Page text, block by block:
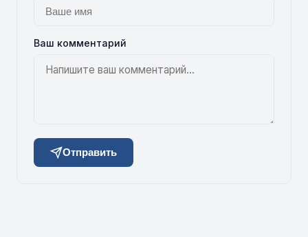
Ваш комментарий
Отправить